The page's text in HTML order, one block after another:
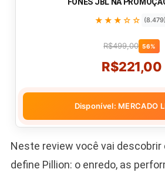
★★★☆☆ (8.479)
R$499,00 56%
R$221,00
Disponível: MERCADO
Neste review você vai descobrir
define Pillion: o enredo, as